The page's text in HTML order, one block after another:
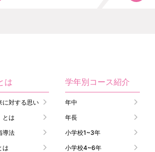
は
に対する思い
とは
導法
は
学年別コース紹介
年中
年長
小学校1~3年
小学校4~6年